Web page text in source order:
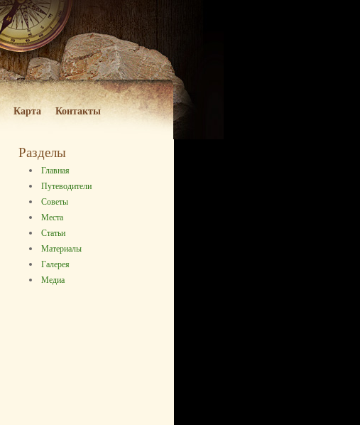
Карта Контакты
Разделы
Главная
Путеводители
Советы
Места
Статьи
Материалы
Галерея
Медиа